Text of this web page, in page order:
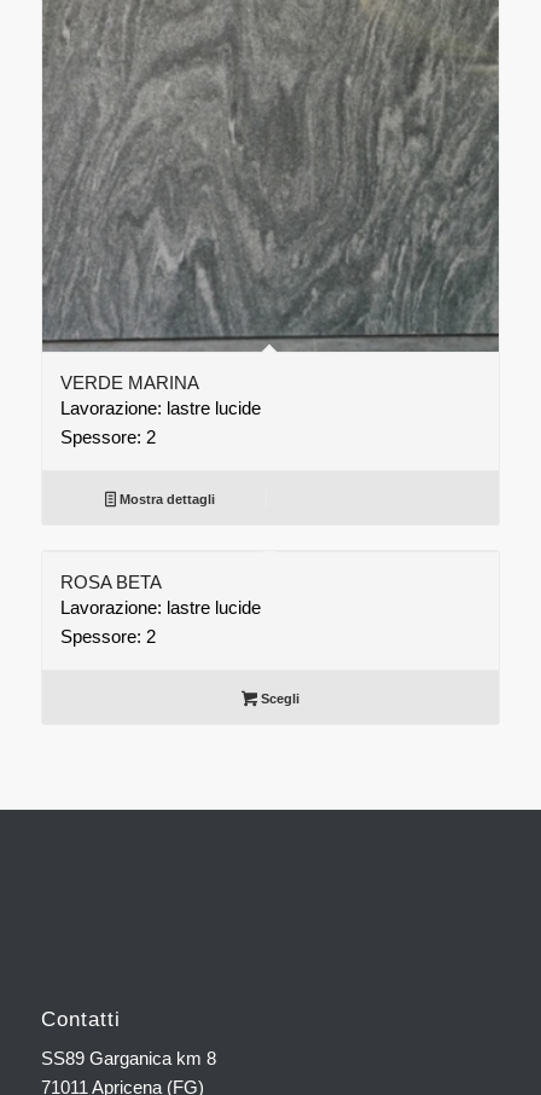
VERDE MARINA
Lavorazione: lastre lucide
Spessore: 2
Mostra dettagli
ROSA BETA
Lavorazione: lastre lucide
Spessore: 2
Scegli
Contatti
SS89 Garganica km 8
71011 Apricena (FG)